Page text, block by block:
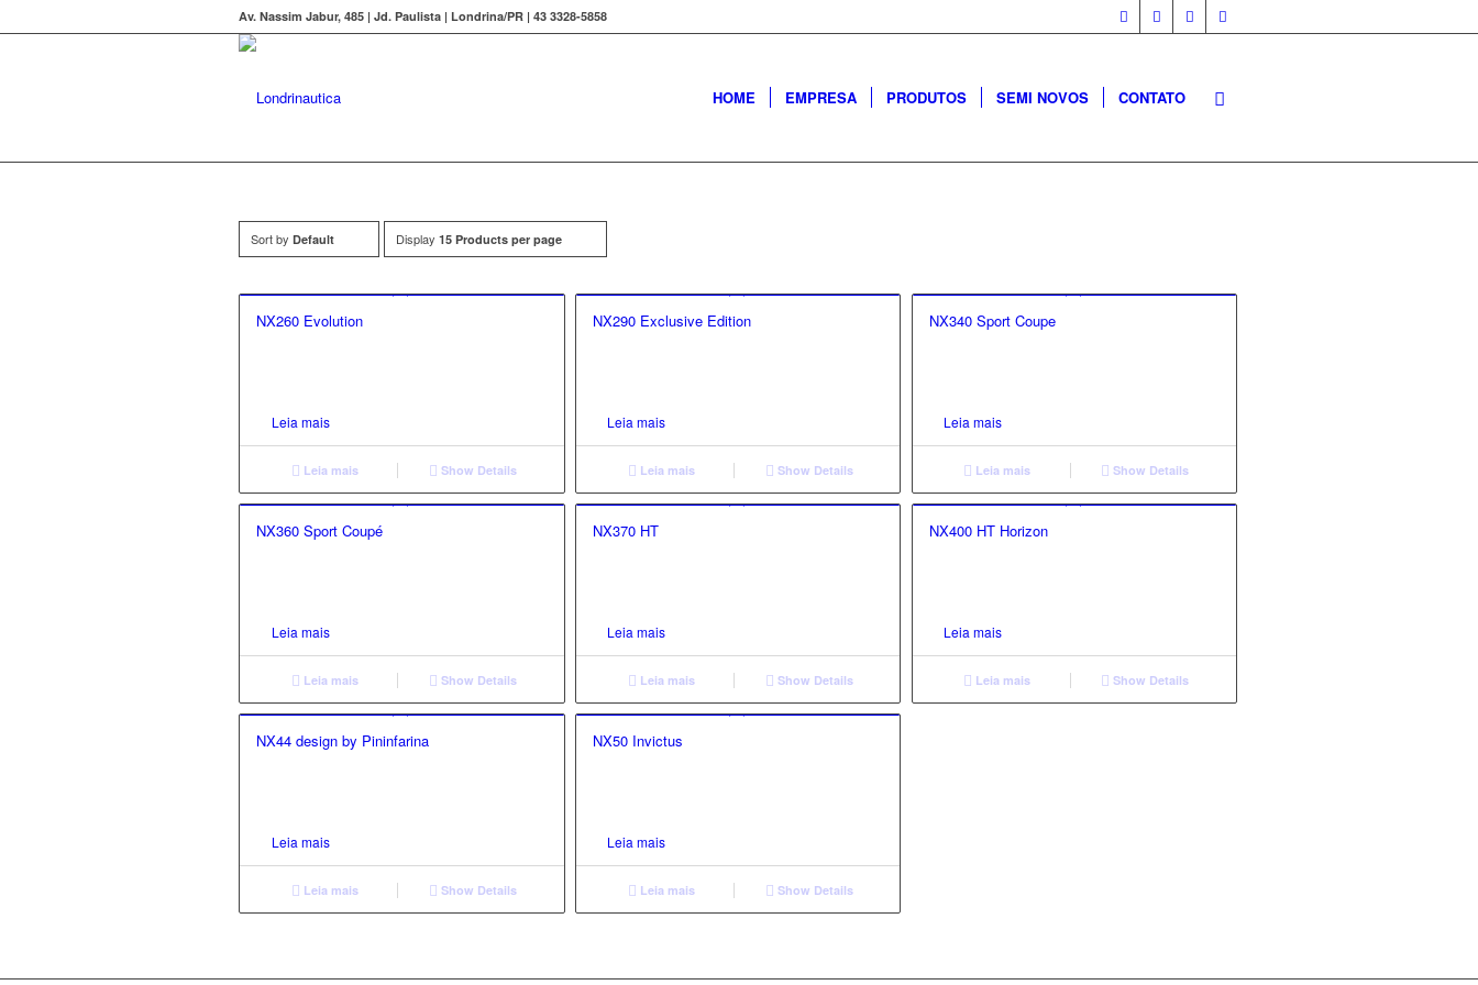
Av. Nassim Jabur, 485 | Jd. Paulista | Londrina/PR | 43 3328-5858
HOME EMPRESA PRODUTOS SEMI NOVOS CONTATO
Sort by Default Display 15 Products per page
2.00
NX260 Evolution
Leia mais
Leia mais Show Details
NX290 Exclusive Edition
Leia mais
Leia mais Show Details
NX340 Sport Coupe
Leia mais
Leia mais Show Details
NX360 Sport Coupé
Leia mais
Leia mais Show Details
NX370 HT
Leia mais
Leia mais Show Details
NX400 HT Horizon
Leia mais
Leia mais Show Details
NX44 design by Pininfarina
Leia mais
Leia mais Show Details
2.00
NX50 Invictus
Leia mais
Leia mais Show Details